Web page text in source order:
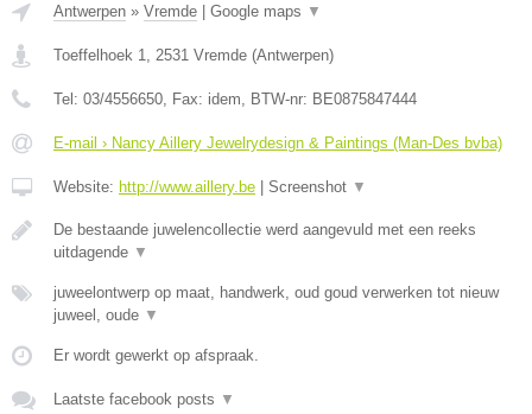
Antwerpen » Vremde | Google maps ▼
Toeffelhoek 1 2531 Vremde (Antwerpen)
Tel: 03/4556650 , Fax: idem , BTW-nr: BE0875847444
E-mail › Nancy Aillery Jewelrydesign & Paintings (Man-Des bvba)
Website: http://www.aillery.be | Screenshot ▼
De bestaande juwelencollectie werd aangevuld met een reeks
uitdagende ▼
juweelontwerp op maat, handwerk, oud goud verwerken tot nieuw
juweel, oude ▼
Er wordt gewerkt op afspraak.
Laatste facebook posts ▼